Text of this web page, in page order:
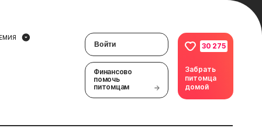
Войти
Финансово
помочь
питомцам
30 275
Забрать
питомца
домой